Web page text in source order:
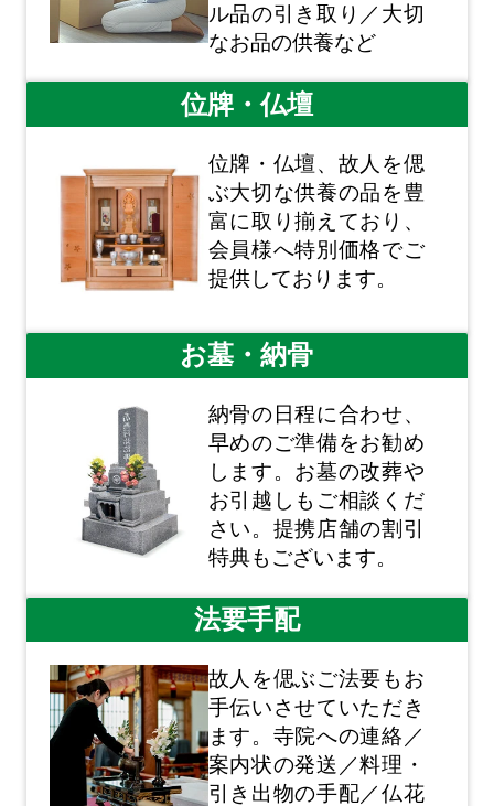
ル品の引き取り／大切
なお品の供養など
位牌・仏壇
位牌・仏壇、故人を偲
ぶ大切な供養の品を豊
富に取り揃えており、
会員様へ特別価格でご
提供しております。
お墓・納骨
納骨の日程に合わせ、
早めのご準備をお勧め
します。お墓の改葬や
お引越しもご相談くだ
さい。提携店舗の割引
特典もございます。
法要手配
故人を偲ぶご法要もお
手伝いさせていただき
ます。寺院への連絡／
案内状の発送／料理・
引き出物の手配／仏花